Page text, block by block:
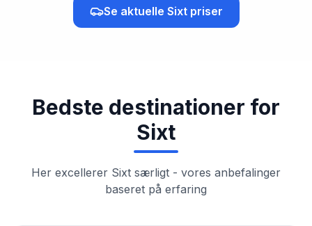
Se aktuelle Sixtpriser
Bedste destinationer for
Sixt
Her excellerer Sixt særligt - vores anbefalinger
baseret på erfaring